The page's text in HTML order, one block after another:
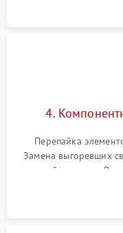
4.
Перепайка
Замена выгоревших
хрупкой матрицы.
прошивка